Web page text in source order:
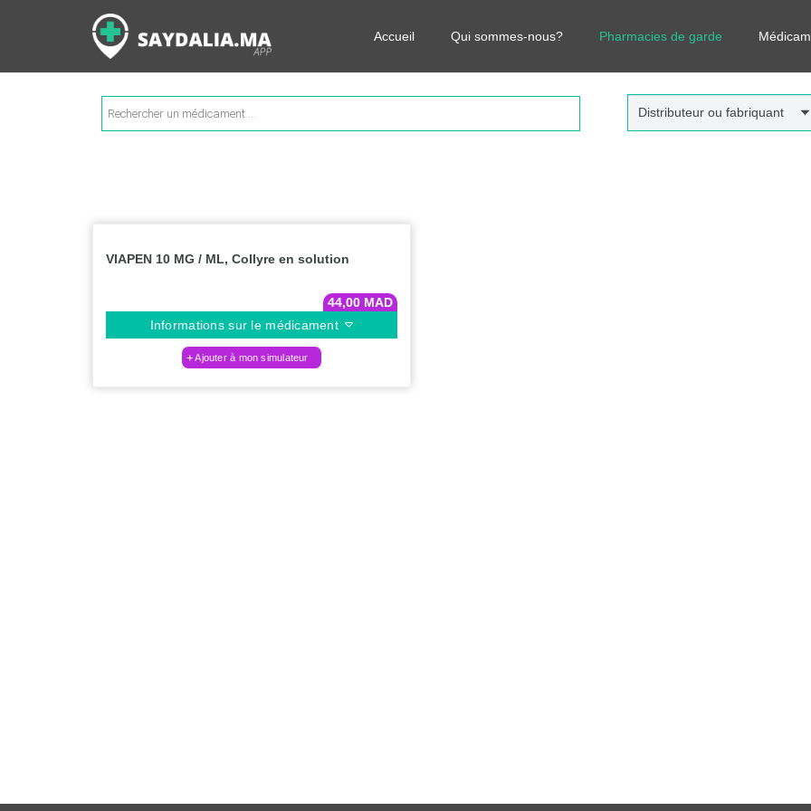
Accueil Qui sommes-nous? Pharmacies de garde
Rechercher les informations sur vos médicaments, leurs prix et estimer ainsi le coût total de votre
Recherche
de
produits
Distributeur ou fabriquant
VIAPEN 10 MG / ML, Collyre en solution
44,00 MAD
Informations sur le médicament
Ajouter à mon simulateur